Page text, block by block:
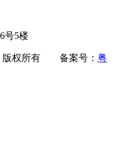
号5楼
版权所有 备案号： 粤